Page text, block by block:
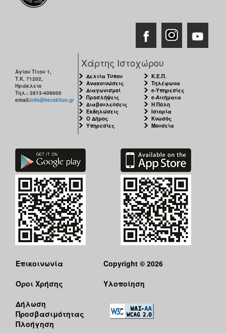
Ηλικιωμένων
Έλεγχος
Βρεφονηπιακών
Σταθμών
Δημοτικό
Γυναικών
Κέντρο
Κοινότητας
Κοινωνικό
Φαρμακείο
Κοινωνικό
Παντοπωλείο
Ισότητα
Φύλων
Απινιδωτές
Αγίου Τίτου 1,
Τ.Κ. 71202,
Ηράκλειο
Τηλ.: 2813-409000
email:info@heraklion.gr
Χάρτης Ιστοχώρου
Δελτία Τύπου
Ανακοινώσεις
Διαγωνισμοί
Προσλήψεις
Διαβουλεύσεις
Εκδηλώσεις
Ο Δήμος
Υπηρεσίες
Κ.Ε.Π.
Τηλέφωνα
e-Υπηρεσίες
e-Αιτήματα
Η Πόλη
Ιστορία
Κνωσός
Μουσεία
Επικοινωνία
Όροι Χρήσης
Δήλωση
Προσβασιμότητας
Πλοήγηση
Copyright © 2026
Υλοποίηση